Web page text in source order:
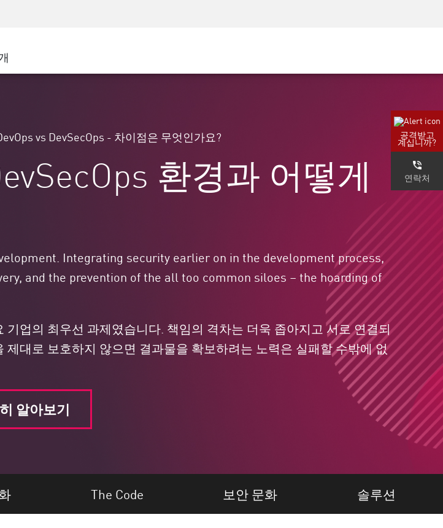
통신사/서비스 제공업체
Platform
vs DevSecOps - 차이점은 무엇인가요?
환경과 어떻게
Integrating security earlier on in the development process,
and the prevention of the all too common siloes – the hoarding of
기업의 최우선 과제였습니다. 책임의 격차는 더욱 좁아지고 서로 연결되
대로 보호하지 않으면 결과물을 확보하려는 노력은 실패할 수밖에 없
알아보기
The Code 보안 문화 솔루션
공격받고
계십니까?
연락처